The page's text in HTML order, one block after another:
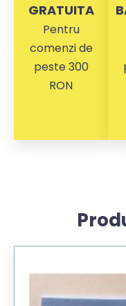
GRATUITA
Pentru
comenzi de
peste 300
RON